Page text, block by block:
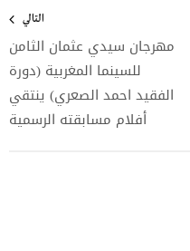
التالي
مهرجان سيدي عثمان الثامن
للسينما المغربية (دورة
الفقيد احمد الصعري) ينتقي
أفلام مسابقته الرسمية